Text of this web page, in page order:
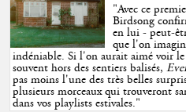
"Avec ce
Birdsong
en lui - peut-
que l'on
indéniable. Si l'on aurait aimé voir
souvent hors des sentiers balisés,
pas moins l'une des très belles
plusieurs morceaux qui trouveront
dans vos playlists estivales."